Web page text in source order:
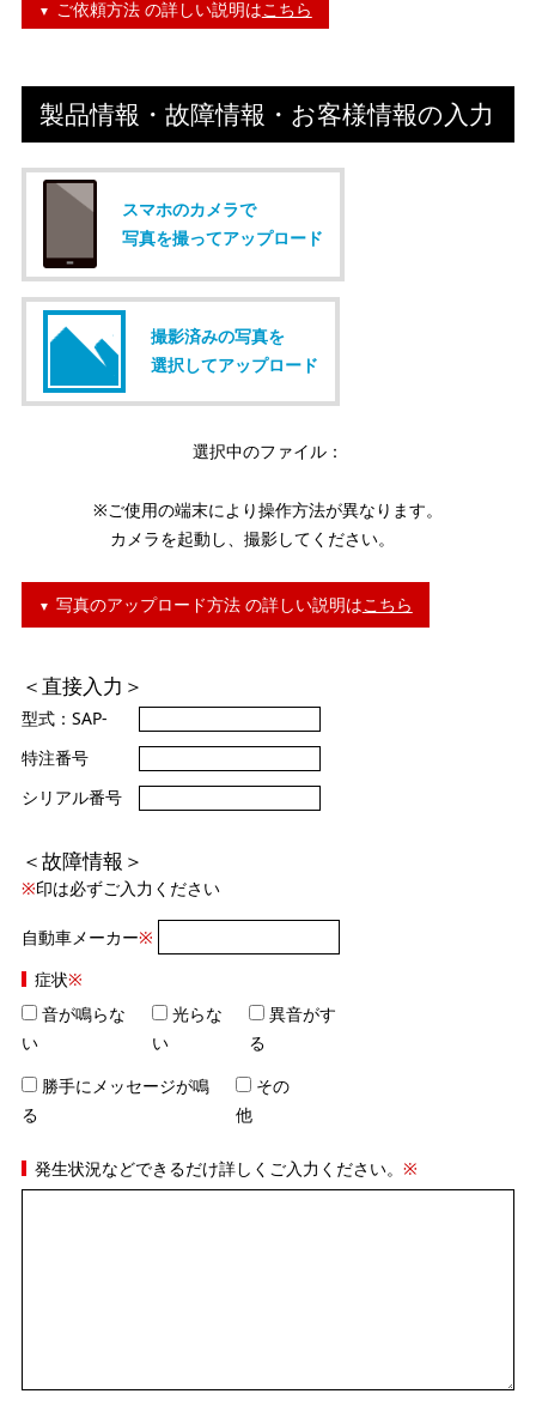
ご依頼方法 の詳しい説明はこちら
製品情報・故障情報・お客様情報の入力
スマホのカメラで
写真を撮ってアップロード
撮影済みの写真を
選択してアップロード
選択中のファイル：
※ご使用の端末により操作方法が異なります。
カメラを起動し、撮影してください。
写真のアップロード方法 の詳しい説明はこちら
＜直接入力＞
型式：SAP-
特注番号
シリアル番号
＜故障情報＞
※印は必ずご入力ください
自動車メーカー※
症状※
音が鳴らな
い
光らな
い
異音がす
る
る
その
他
発生状況などできるだけ詳しくご入力ください。 ※